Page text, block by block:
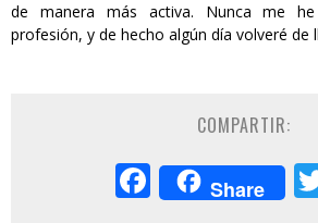
de manera más activa. Nunca me
profesión, y de hecho algún día volveré de
COMPARTIR:
Facebook
Share